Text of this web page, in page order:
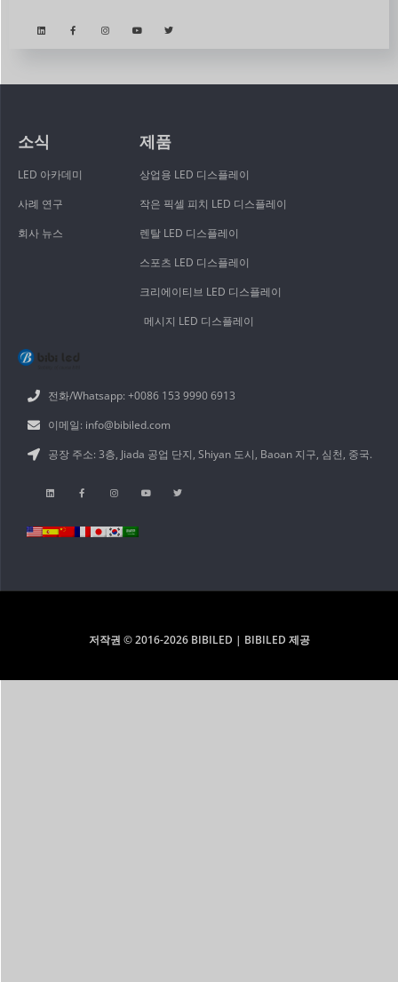
전화/Whatsapp: +0086 153 9990 6913
이메일: info@bibiled.com
공장 주소: 3층, Jiada 공업 단지, Shiyan 도시, Baoan 지구, 심천, 중국.
제품
상업용 LED 디스플레이
작은 픽셀 피치 LED 디스플레이
렌탈 LED 디스플레이
스포츠 LED 디스플레이
크리에이티브 LED 디스플레이
메시지 LED 디스플레이
소식
LED 아카데미
사례 연구
회사 뉴스
저작권 © 2016-2026 BIBILED | BIBILED 제공